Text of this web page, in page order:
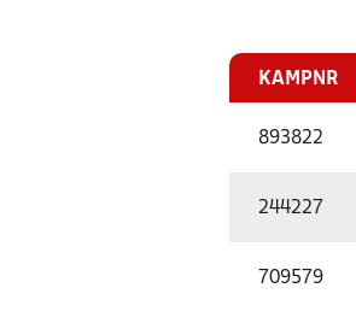
KAMPNR
893822
244227
709579